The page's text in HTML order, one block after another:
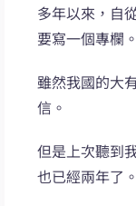
多年以來，自
要寫一個專欄。
雖然我國的大
信。
但是上次聽到
也已經兩年了。